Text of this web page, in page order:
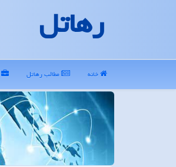
رهاتل
خانه مطالب رهاتل